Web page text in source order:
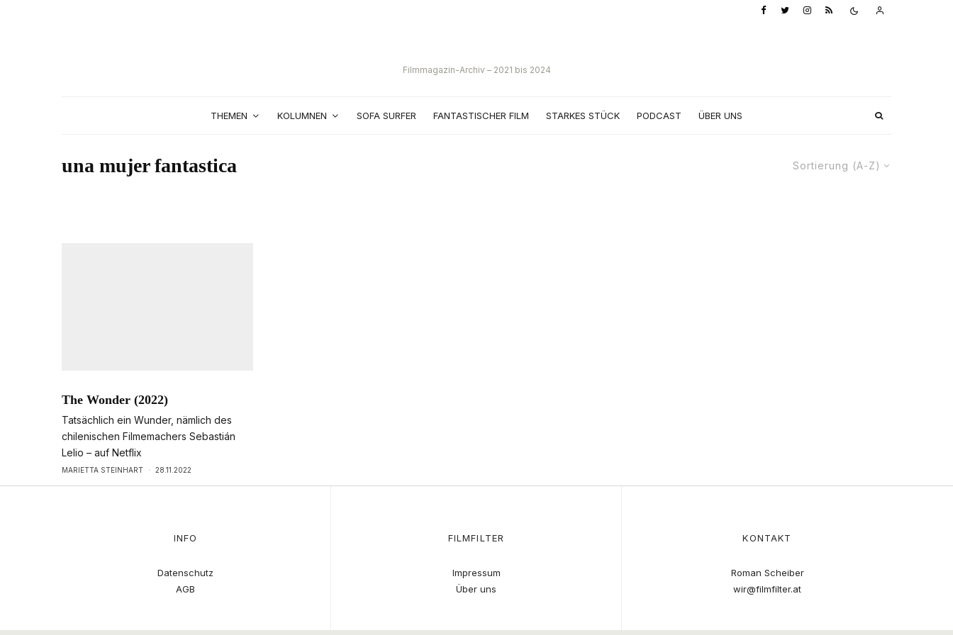
Filmmagazin-Archiv – 2021 bis 2024
THEMEN KOLUMNEN SOFA SURFER FANTASTISCHER FILM STARKES STÜCK PODCAST ÜBER UNS
Sortierung (A-Z)
una mujer fantastica
The Wonder (2022)
Tatsächlich ein Wunder, nämlich des
chilenischen Filmemachers Sebastián
Lelio – auf Netflix
MARIETTA STEINHART · 28.11.2022
INFO
Datenschutz
AGB
FILMFILTER
Impressum
Über uns
KONTAKT
Roman Scheiber
wir@filmfilter.at